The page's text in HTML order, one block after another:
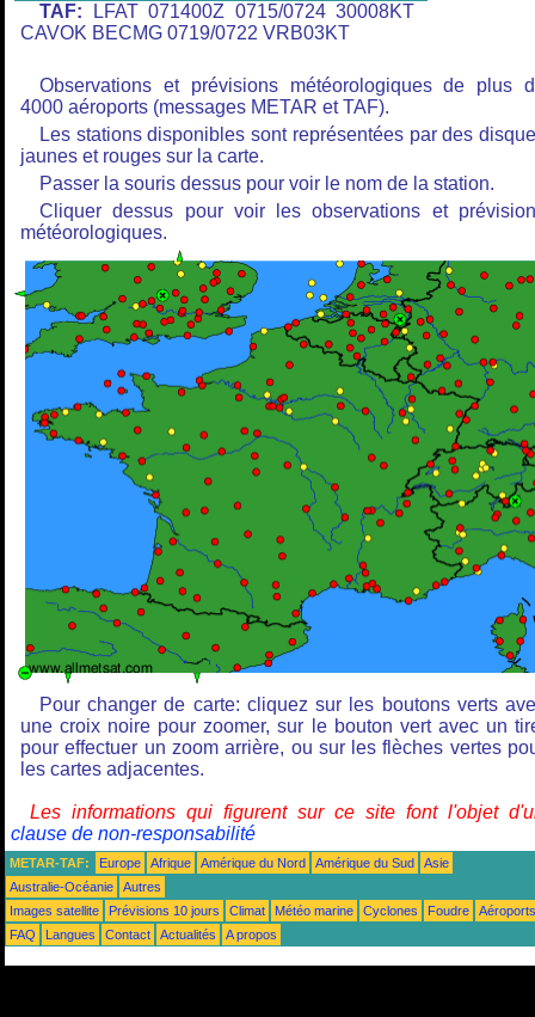
TAF: LFAT 071400Z 0715/0724 30008KT
CAVOK BECMG 0719/0722 VRB03KT
Observations et prévisions météorologiques de plus
4000 aéroports (messages METAR et TAF).
Les stations disponibles sont représentées par des
jaunes et rouges sur la carte.
Passer la souris dessus pour voir le nom de la station.
Cliquer dessus pour voir les observations et
météorologiques.
Pour changer de carte: cliquez sur les boutons verts
une croix noire pour zoomer, sur le bouton vert avec un
pour effectuer un zoom arrière, ou sur les flèches vertes
les cartes adjacentes.
Les informations qui figurent sur ce site font l'objet
clause de non-responsabilité
METAR-TAF: Europe Afrique Amérique du Nord Amérique du Sud
Asie
Australie-Océanie
Autres
Images satellite
Prévisions 10 jours Climat Météo marine Cyclones Foudre
Aéroports
FAQ
Langues Contact Actualités A propos